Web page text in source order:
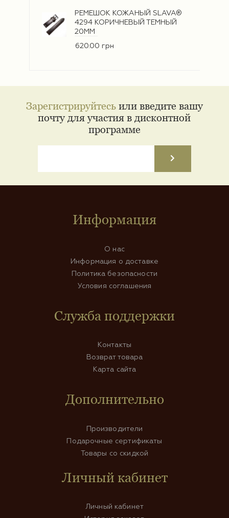
РЕМЕШОК КОЖАНЫЙ SLAVA®
4294 КОРИЧНЕВЫЙ ТЕМНЫЙ
20ММ
620.00 грн
Зарегистрируйтесьили введите вашу
почту для участия в дисконтной
программе
Информация
О нас
Информация о доставке
Политика безопасности
Условия соглашения
Служба поддержки
Контакты
Возврат товара
Карта сайта
Дополнительно
Производители
Подарочные сертификаты
Товары со скидкой
Личный кабинет
Личный кабинет